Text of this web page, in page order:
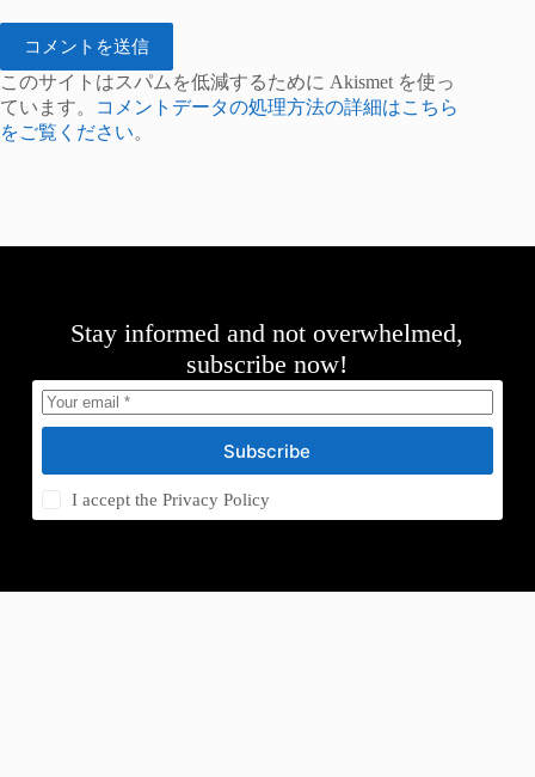
コメントを送信
このサイトはスパムを低減するために Akismet を使っ
ています。
コメントデータの処理方法の詳細はこちら
をご覧ください。
Stay informed and not overwhelmed,
subscribe now!
Subscribe
I accept thePrivacy Policy